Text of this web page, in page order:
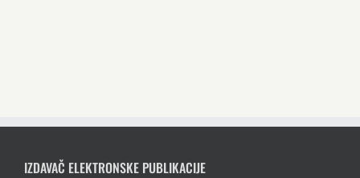
IZDAVAČ ELEKTRONSKE PUBLIKACIJE